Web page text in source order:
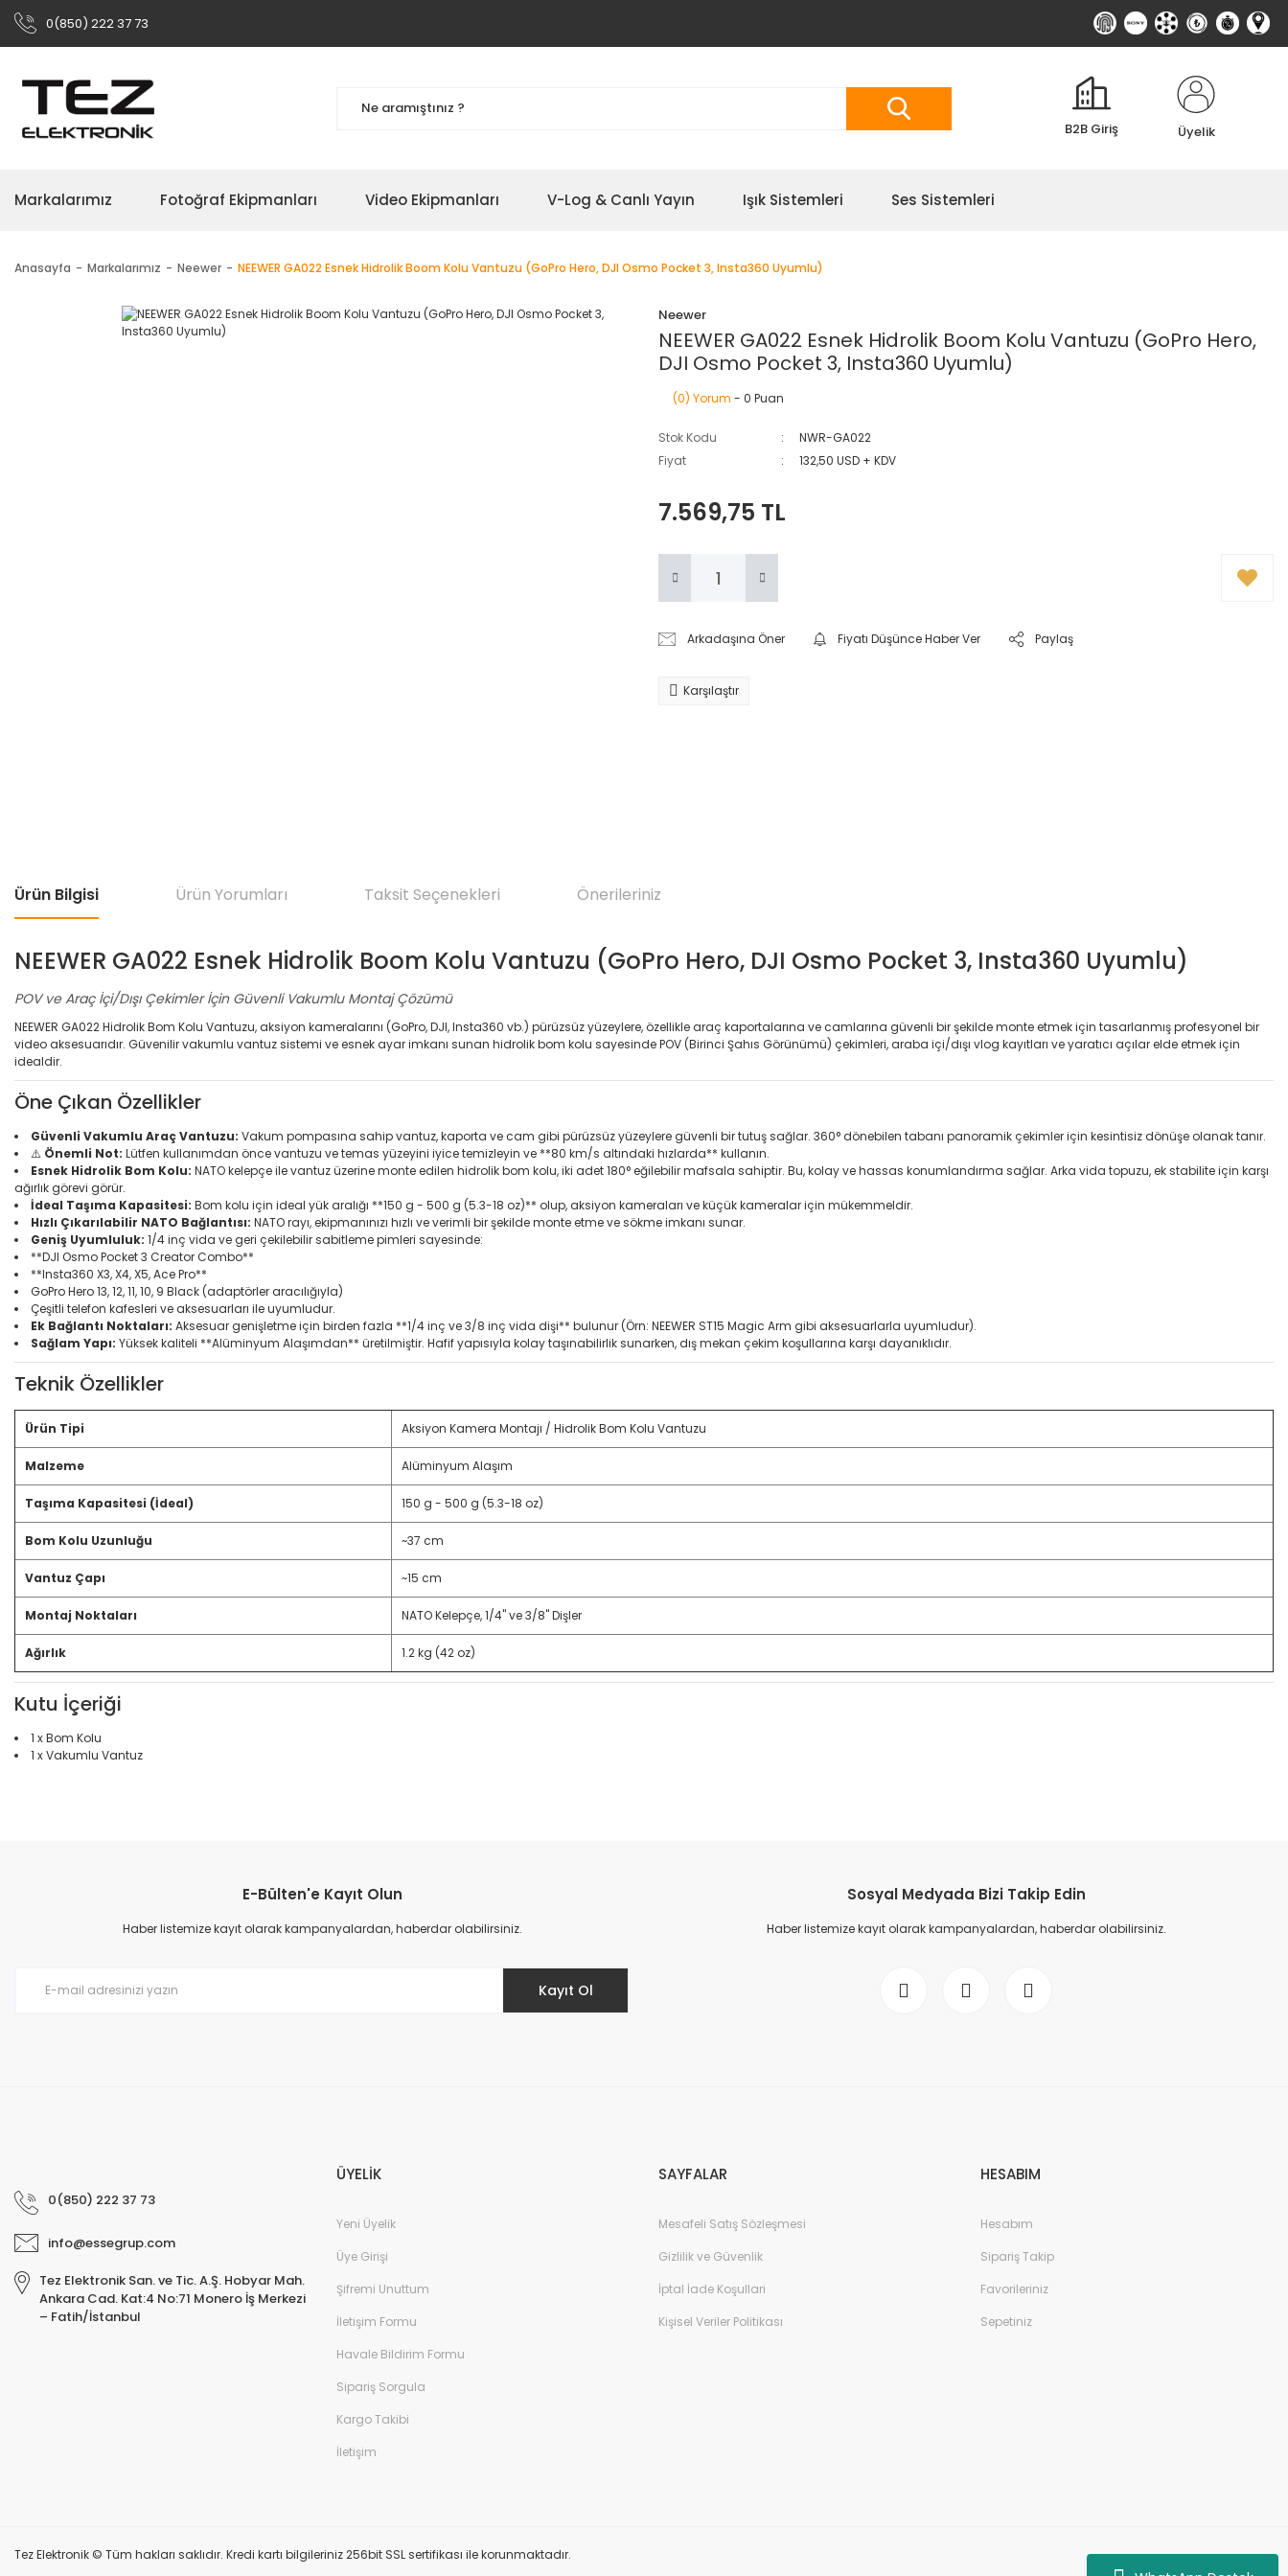
0(850) 222 37 73
B2B Giriş Üyelik
Markalarımız Fotoğraf Ekipmanları Video Ekipmanları V-Log & Canlı Yayın Işık Sistemleri Ses Sistemleri
Anasayfa Markalarımız Neewer NEEWER GA022 Esnek Hidrolik Boom Kolu Vantuzu (GoPro Hero, DJI Osmo Pocket 3, Insta360 Uyumlu)
Neewer
NEEWER GA022 Esnek Hidrolik Boom Kolu Vantuzu (GoPro Hero,
DJI Osmo Pocket 3, Insta360 Uyumlu)
(0) Yorum - 0 Puan
Stok Kodu
NWR-GA022
Fiyat
132,50 USD + KDV
7.569,75 TL
Arkadaşına Öner Fiyatı Düşünce Haber Ver Paylaş
Karşılaştır
Ürün Bilgisi Ürün Yorumları Taksit Seçenekleri Önerileriniz
NEEWER GA022 Esnek Hidrolik Boom Kolu Vantuzu (GoPro Hero, DJI Osmo Pocket 3, Insta360 Uyumlu)
POV ve Araç İçi/Dışı Çekimler İçin Güvenli Vakumlu Montaj Çözümü
NEEWER GA022 Hidrolik Bom Kolu Vantuzu, aksiyon kameralarını (GoPro, DJI, Insta360 vb.) pürüzsüz yüzeylere, özellikle araç kaportalarına ve camlarına güvenli bir şekilde monte etmek için tasarlanmış profesyonel bir
video aksesuarıdır. Güvenilir vakumlu vantuz sistemi ve esnek ayar imkanı sunan hidrolik bom kolu sayesinde POV (Birinci Şahıs Görünümü) çekimleri, araba içi/dışı vlog kayıtları ve yaratıcı açılar elde etmek için
idealdir.
Öne Çıkan Özellikler
Güvenli Vakumlu Araç Vantuzu: Vakum pompasına sahip vantuz, kaporta ve cam gibi pürüzsüz yüzeylere güvenli bir tutuş sağlar. 360° dönebilen tabanı panoramik çekimler için kesintisiz dönüşe olanak tanır.
⚠️ Önemli Not: Lütfen kullanımdan önce vantuzu ve temas yüzeyini iyice temizleyin ve **80 km/s altındaki hızlarda** kullanın.
Esnek Hidrolik Bom Kolu: NATO kelepçe ile vantuz üzerine monte edilen hidrolik bom kolu, iki adet 180° eğilebilir mafsala sahiptir. Bu, kolay ve hassas konumlandırma sağlar. Arka vida topuzu, ek stabilite için karşı
ağırlık görevi görür.
İdeal Taşıma Kapasitesi: Bom kolu için ideal yük aralığı **150 g - 500 g (5.3-18 oz)** olup, aksiyon kameraları ve küçük kameralar için mükemmeldir.
Hızlı Çıkarılabilir NATO Bağlantısı: NATO rayı, ekipmanınızı hızlı ve verimli bir şekilde monte etme ve sökme imkanı sunar.
Geniş Uyumluluk: 1/4 inç vida ve geri çekilebilir sabitleme pimleri sayesinde:
**DJI Osmo Pocket 3 Creator Combo**
**Insta360 X3, X4, X5, Ace Pro**
GoPro Hero 13, 12, 11, 10, 9 Black (adaptörler aracılığıyla)
Çeşitli telefon kafesleri ve aksesuarları ile uyumludur.
Ek Bağlantı Noktaları: Aksesuar genişletme için birden fazla **1/4 inç ve 3/8 inç vida dişi** bulunur (Örn: NEEWER ST15 Magic Arm gibi aksesuarlarla uyumludur).
Sağlam Yapı: Yüksek kaliteli **Alüminyum Alaşımdan** üretilmiştir. Hafif yapısıyla kolay taşınabilirlik sunarken, dış mekan çekim koşullarına karşı dayanıklıdır.
Teknik Özellikler
Ürün Tipi Aksiyon Kamera Montajı / Hidrolik Bom Kolu Vantuzu
Malzeme Alüminyum Alaşım
Taşıma Kapasitesi (İdeal) 150 g - 500 g (5.3-18 oz)
Bom Kolu Uzunluğu ~37 cm
Vantuz Çapı ~15 cm
Montaj Noktaları NATO Kelepçe, 1/4" ve 3/8" Dişler
Ağırlık 1.2 kg (42 oz)
Kutu İçeriği
1 x Bom Kolu
1 x Vakumlu Vantuz
Ürün resmi kalitesiz, bozuk veya görüntülenemiyor.
Ürün açıklamasında eksik bilgiler bulunuyor.
E-Bülten'e Kayıt Olun
Haber listemize kayıt olarak kampanyalardan, haberdar olabilirsiniz.
Kayıt Ol
Sosyal Medyada Bizi Takip Edin
Haber listemize kayıt olarak kampanyalardan, haberdar olabilirsiniz.
0(850) 222 37 73
info@essegrup.com
Tez Elektronik San. ve Tic. A.Ş. Hobyar Mah.
Ankara Cad. Kat:4 No:71 Monero İş Merkezi
– Fatih/İstanbul
ÜYELİK
Yeni Üyelik
Üye Girişi
Şifremi Unuttum
İletişim Formu
Havale Bildirim Formu
Sipariş Sorgula
Kargo Takibi
İletişim
SAYFALAR
Mesafeli Satış Sözleşmesi
Gizlilik ve Güvenlik
İptal İade Koşullari
Kişisel Veriler Politikası
HESABIM
Hesabım
Sipariş Takip
Favorileriniz
Sepetiniz
Tez Elektronik © Tüm hakları saklıdır. Kredi kartı bilgileriniz 256bit SSL sertifikası ile korunmaktadır.